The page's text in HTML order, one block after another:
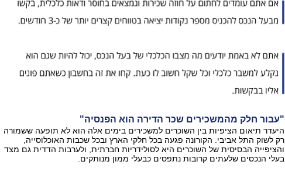
"עבור חלק מהמשכירים שכר הדירה הוא הפנסיה"
היעדר תיאום הציפיות בין השוכרים למשכירים בימים אלה הוא לא תופעה ששמורה
רק לשוק התל אביבי. הקורונה פגעה בכל חלקי הארץ ובכל שכבות האוכלוסייה,
והציפייה הבסיסית של השוכרים היא לסולידריות חברתית, ולערבות הדדית גם מצד
בעלי הנכסים שלעתים קרובות נתפסים כבעלי ממון מנותקים.